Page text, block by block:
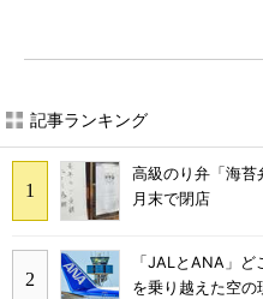
記事ランキング
高級のり弁「海
月末で閉店
「JALとANA」
を乗り越えた空の